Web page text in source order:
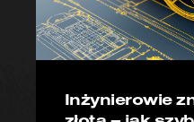
Inżynierowie